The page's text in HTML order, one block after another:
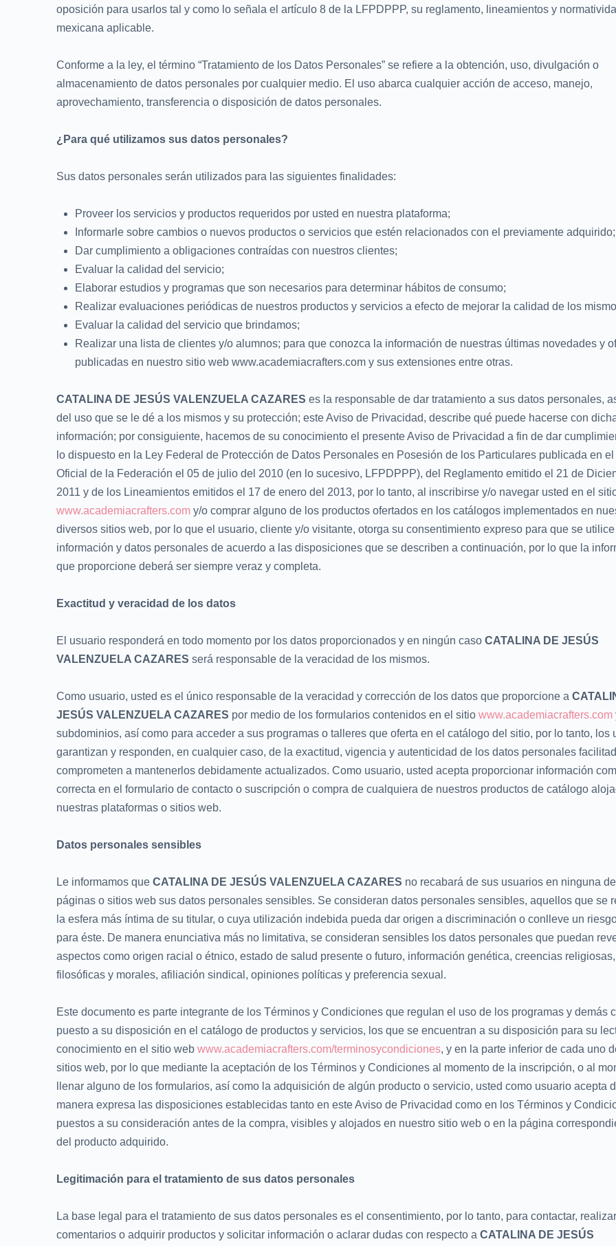
oposición para usarlos tal y como lo señala el artículo 8 de la LFPDPPP, su reglamento, lineamientos y
mexicana aplicable.
Conforme a la ley, el término “Tratamiento de los Datos Personales” se refiere a la obtención, uso, divulgación o
almacenamiento de datos personales por cualquier medio. El uso abarca cualquier acción de acceso, manejo,
aprovechamiento, transferencia o disposición de datos personales.
¿Para qué utilizamos sus datos personales?
Sus datos personales serán utilizados para las siguientes finalidades:
Proveer los servicios y productos requeridos por usted en nuestra plataforma;
Informarle sobre cambios o nuevos productos o servicios que estén relacionados con el previamente adquirido;
Dar cumplimiento a obligaciones contraídas con nuestros clientes;
Evaluar la calidad del servicio;
Elaborar estudios y programas que son necesarios para determinar hábitos de consumo;
Realizar evaluaciones periódicas de nuestros productos y servicios a efecto de mejorar la calidad de los
Evaluar la calidad del servicio que brindamos;
Realizar una lista de clientes y/o alumnos; para que conozca la información de nuestras últimas novedades y
publicadas en nuestro sitio web www.academiacrafters.com y sus extensiones entre otras.
CATALINA DE JESÚS VALENZUELA CAZARES es la responsable de dar tratamiento a sus datos personales,
del uso que se le dé a los mismos y su protección; este Aviso de Privacidad, describe qué puede hacerse con
información; por consiguiente, hacemos de su conocimiento el presente Aviso de Privacidad a fin de dar
lo dispuesto en la Ley Federal de Protección de Datos Personales en Posesión de los Particulares publicada en
Oficial de la Federación el 05 de julio del 2010 (en lo sucesivo, LFPDPPP), del Reglamento emitido el 21 de
2011 y de los Lineamientos emitidos el 17 de enero del 2013, por lo tanto, al inscribirse y/o navegar usted en el
www.academiacrafters.com y/o comprar alguno de los productos ofertados en los catálogos implementados en
diversos sitios web, por lo que el usuario, cliente y/o visitante, otorga su consentimiento expreso para que se
información y datos personales de acuerdo a las disposiciones que se describen a continuación, por lo que la
que proporcione deberá ser siempre veraz y completa.
Exactitud y veracidad de los datos
El usuario responderá en todo momento por los datos proporcionados y en ningún caso CATALINA DE JESÚS
VALENZUELA CAZARES será responsable de la veracidad de los mismos.
Como usuario, usted es el único responsable de la veracidad y corrección de los datos que proporcione a
JESÚS VALENZUELA CAZARES por medio de los formularios contenidos en el sitio www.academiacrafters.com
subdominios, así como para acceder a sus programas o talleres que oferta en el catálogo del sitio, por lo tanto, los
garantizan y responden, en cualquier caso, de la exactitud, vigencia y autenticidad de los datos personales
comprometen a mantenerlos debidamente actualizados. Como usuario, usted acepta proporcionar información
correcta en el formulario de contacto o suscripción o compra de cualquiera de nuestros productos de catálogo
nuestras plataformas o sitios web.
Datos personales sensibles
Le informamos que CATALINA DE JESÚS VALENZUELA CAZARES no recabará de sus usuarios en ninguna
páginas o sitios web sus datos personales sensibles. Se consideran datos personales sensibles, aquellos que se
la esfera más íntima de su titular, o cuya utilización indebida pueda dar origen a discriminación o conlleve un
para éste. De manera enunciativa más no limitativa, se consideran sensibles los datos personales que puedan
aspectos como origen racial o étnico, estado de salud presente o futuro, información genética, creencias religiosas,
filosóficas y morales, afiliación sindical, opiniones políticas y preferencia sexual.
Este documento es parte integrante de los Términos y Condiciones que regulan el uso de los programas y demás
puesto a su disposición en el catálogo de productos y servicios, los que se encuentran a su disposición para su
conocimiento en el sitio web www.academiacrafters.com/terminosycondiciones, y en la parte inferior de cada uno
sitios web, por lo que mediante la aceptación de los Términos y Condiciones al momento de la inscripción, o al
llenar alguno de los formularios, así como la adquisición de algún producto o servicio, usted como usuario acepta
manera expresa las disposiciones establecidas tanto en este Aviso de Privacidad como en los Términos y
puestos a su consideración antes de la compra, visibles y alojados en nuestro sitio web o en la página
del producto adquirido.
Legitimación para el tratamiento de sus datos personales
La base legal para el tratamiento de sus datos personales es el consentimiento, por lo tanto, para contactar, realizar
comentarios o adquirir productos y solicitar información o aclarar dudas con respecto a CATALINA DE JESÚS